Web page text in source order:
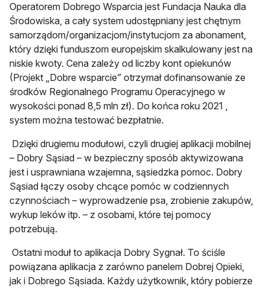
Operatorem Dobrego Wsparcia jest Fundacja Nauka dla
Środowiska, a cały system udostępniany jest chętnym
samorządom/organizacjom/instytucjom za abonament,
który dzięki funduszom europejskim skalkulowany jest na
niskie kwoty. Cena zależy od liczby kont opiekunów
(Projekt „Dobre wsparcie” otrzymał dofinansowanie ze
środków Regionalnego Programu Operacyjnego w
wysokości ponad 8,5 mln zł). Do końca roku 2021 ,
system można testować bezpłatnie.
Dzięki drugiemu modułowi, czyli drugiej aplikacji mobilnej
– Dobry Sąsiad – w bezpieczny sposób aktywizowana
jest i usprawniana wzajemna, sąsiedzka pomoc. Dobry
Sąsiad łączy osoby chcące pomóc w codziennych
czynnościach – wyprowadzenie psa, zrobienie zakupów,
wykup leków itp. – z osobami, które tej pomocy
potrzebują.
Ostatni moduł to aplikacja Dobry Sygnał. To ściśle
powiązana aplikacja z zarówno panelem Dobrej Opieki,
jak i Dobrego Sąsiada. Każdy użytkownik, który pobierze